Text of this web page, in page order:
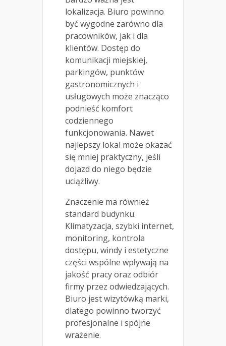
lokalizacja. Biuro powinno
być wygodne zarówno dla
pracowników, jak i dla
klientów. Dostęp do
komunikacji miejskiej,
parkingów, punktów
gastronomicznych i
usługowych może znacząco
podnieść komfort
codziennego
funkcjonowania. Nawet
najlepszy lokal może okazać
się mniej praktyczny, jeśli
dojazd do niego będzie
uciążliwy.
Znaczenie ma również
standard budynku.
Klimatyzacja, szybki internet,
monitoring, kontrola
dostępu, windy i estetyczne
części wspólne wpływają na
jakość pracy oraz odbiór
firmy przez odwiedzających.
Biuro jest wizytówką marki,
dlatego powinno tworzyć
profesjonalne i spójne
wrażenie.